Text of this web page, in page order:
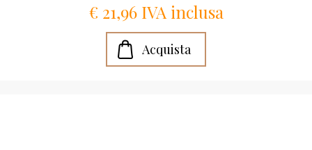
€ 21,96 IVA inclusa